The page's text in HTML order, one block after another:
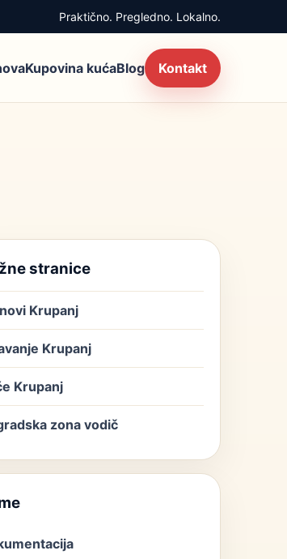
Praktično. Pregledno. Lokalno.
Kupovina kućaBlog Kontakt
stranice
Krupanj
Krupanj
Krupanj
zona vodič